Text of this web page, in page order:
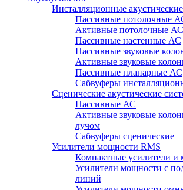
Инсталляционные
Пассивные потолочные
Активные потолочные
Пассивные настенные АС
Пассивные звуковые
Активные звуковые
Пассивные планарные АС
Сабвуферы
Сценические акустические
Пассивные АС
Активные звуковые
лучом
Сабвуферы сценические
Усилители мощности RMS
Компактные усилители и
Усилители мощности с
линий